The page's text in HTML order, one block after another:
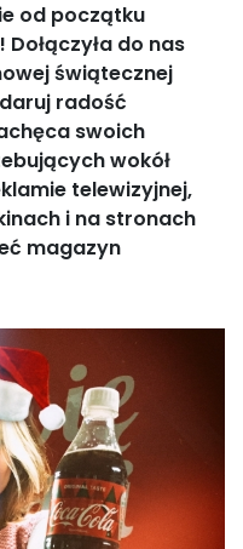
od początku
do nas
świątecznej
radość
swoich
wokół
telewizyjnej,
i na stronach
magazyn